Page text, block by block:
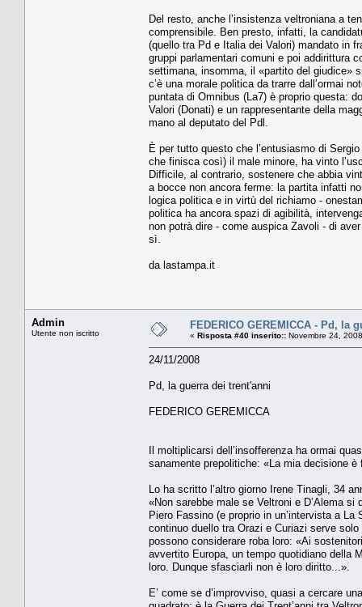
Del resto, anche l’insistenza veltroniana a
comprensibile. Ben presto, infatti, la
(quello tra Pd e Italia dei Valori) mandato in
gruppi parlamentari comuni e poi addirittura
settimana, insomma, il «partito del giudice»
c’è una morale politica da trarre dall’ormai
puntata di Omnibus (La7) è proprio questa:
Valori (Donati) e un rappresentante della
mano al deputato del Pdl.
È per tutto questo che l’entusiasmo di
che finisca così) il male minore, ha vinto
Difficile, al contrario, sostenere che abbia
a bocce non ancora ferme: la partita infatti
logica politica e in virtù del richiamo -
politica ha ancora spazi di agibilità,
non potrà dire - come auspica Zavoli - di
sì.
da lastampa.it
Admin
Utente non iscritto
FEDERICO GEREMICCA - Pd, la
« Risposta #40 inserito:: Novembre 24,
24/11/2008
Pd, la guerra dei trent'anni
FEDERICO GEREMICCA
Il moltiplicarsi dell’insofferenza ha ormai
sanamente prepolitiche: «La mia decisione
Lo ha scritto l’altro giorno Irene Tinagli, 34
«Non sarebbe male se Veltroni e D’Alema
Piero Fassino (e proprio in un’intervista a
continuo duello tra Orazi e Curiazi serve
possono considerare roba loro: «Ai
avvertito Europa, un tempo quotidiano della
loro. Dunque sfasciarli non è loro diritto...».
E’ come se d’improvviso, quasi a cercare